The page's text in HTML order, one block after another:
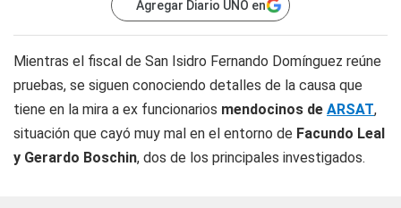
Agregar Diario UNO en
Mientras el fiscal de San Isidro Fernando Domínguez reúne
pruebas, se siguen conociendo detalles de la causa que
tiene en la mira a ex funcionarios mendocinos de ARSAT,
situación que cayó muy mal en el entorno de Facundo Leal
y Gerardo Boschin, dos de los principales investigados.